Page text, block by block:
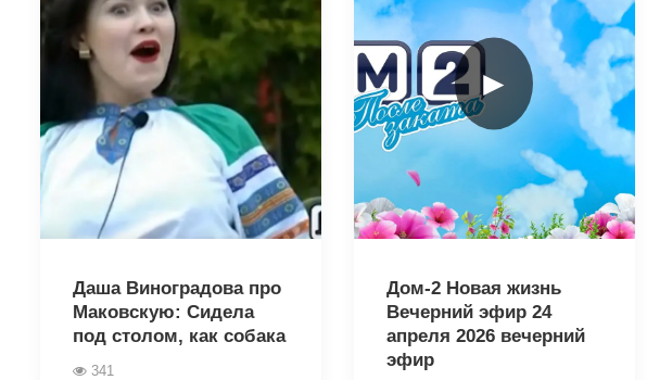
Даша Виноградова про
Маковскую: Сидела
под столом, как собака
341
►
Дом-2 Новая жизнь
Вечерний эфир 24
апреля 2026 вечерний
эфир